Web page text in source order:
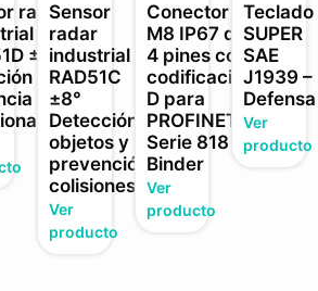
radar
±3°
y
Sensor
radar
industrial
RAD51C
±8°
Detección
objetos y
prevención
colisiones
Ver
producto
Conector
M8 IP67 de
4 pines con
codificación
D para
PROFINET ·
Serie 818
Binder
Ver
producto
Teclado
SUPER
SAE
J1939 –
Defensa
Ver
producto